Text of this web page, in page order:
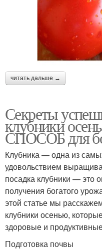
читать дальше →
Секреты
клубники
СПОСОБ для
Клубника — одна из
удовольствием
посадка клубники — это
получения богатого
этой статье мы
клубники осенью,
здоровые и
Подготовка почвы